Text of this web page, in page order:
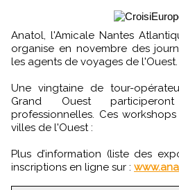
Anatol, l'Amicale Nantes Atlantique des Tour-Opérateurs,
organise en novembre des
les agents de voyages de l'Ouest.
Une vingtaine de tour-
Grand Ouest
professionnelles. Ces
villes de l'Ouest :
Plus d’information (liste des
inscriptions en ligne sur :